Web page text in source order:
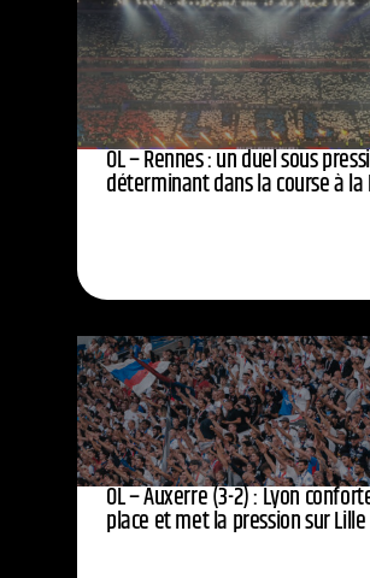
OL – Rennes : un duel sous
déterminant dans la course à la
OL – Auxerre (3-2) : Lyon
place et met la pression sur Lille